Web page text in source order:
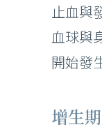
止血與
血球與
開始發
增生期